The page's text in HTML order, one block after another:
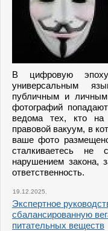
В цифровую
универсальным
публичным и
фотографий
ведома тех, кто на
правовой вакуум, в
ваше фото
сталкиваетесь не
нарушением закона,
ответственность.
19.12.2025.
Экспертное
сбалансированную
питательных веществ